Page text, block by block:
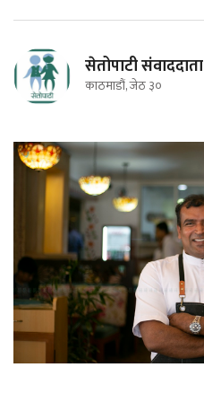
सेतोपाटी संवाददाता
काठमाडौं, जेठ ३०